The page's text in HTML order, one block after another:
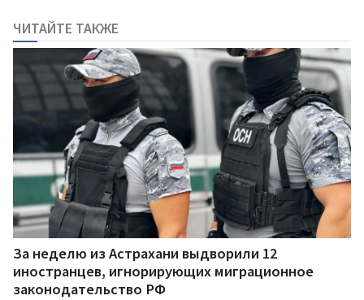
ЧИТАЙТЕ ТАКЖЕ
За неделю из Астрахани выдворили 12
иностранцев, игнорирующих миграционное
законодательство РФ